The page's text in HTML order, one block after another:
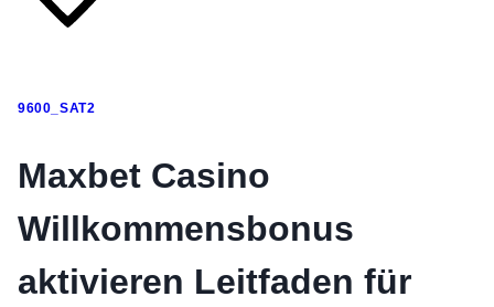
โทรศัพท์มือถือ
อุปกรณ์เสริมโทรศัพท์
สินค้าตามแบรนด์
9600_SAT2
Maxbet Casino
Willkommensbonus
aktivieren Leitfaden für